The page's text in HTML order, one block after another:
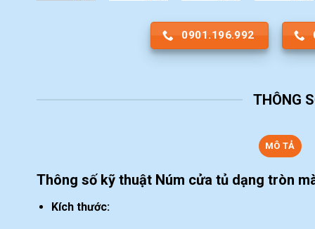
0901.196.992
THÔNG
MÔ TẢ
Thông số kỹ thuật Núm cửa tủ dạng tròn
Kích thước: